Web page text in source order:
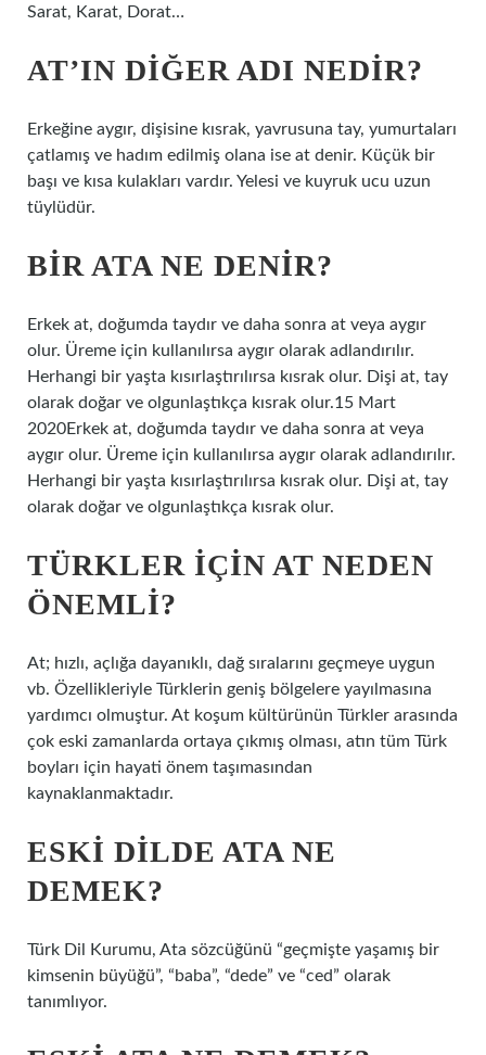
Sarat, Karat, Dorat…
AT’IN DIĞER ADI NEDIR?
Erkeğine aygır, dişisine kısrak, yavrusuna tay, yumurtaları
çatlamış ve hadım edilmiş olana ise at denir. Küçük bir
başı ve kısa kulakları vardır. Yelesi ve kuyruk ucu uzun
tüylüdür.
BIR ATA NE DENIR?
Erkek at, doğumda taydır ve daha sonra at veya aygır
olur. Üreme için kullanılırsa aygır olarak adlandırılır.
Herhangi bir yaşta kısırlaştırılırsa kısrak olur. Dişi at, tay
olarak doğar ve olgunlaştıkça kısrak olur.15 Mart
2020Erkek at, doğumda taydır ve daha sonra at veya
aygır olur. Üreme için kullanılırsa aygır olarak adlandırılır.
Herhangi bir yaşta kısırlaştırılırsa kısrak olur. Dişi at, tay
olarak doğar ve olgunlaştıkça kısrak olur.
TÜRKLER IÇIN AT NEDEN
ÖNEMLI?
At; hızlı, açlığa dayanıklı, dağ sıralarını geçmeye uygun
vb. Özellikleriyle Türklerin geniş bölgelere yayılmasına
yardımcı olmuştur. At koşum kültürünün Türkler arasında
çok eski zamanlarda ortaya çıkmış olması, atın tüm Türk
boyları için hayati önem taşımasından
kaynaklanmaktadır.
ESKI DILDE ATA NE
DEMEK?
Türk Dil Kurumu, Ata sözcüğünü “geçmişte yaşamış bir
kimsenin büyüğü”, “baba”, “dede” ve “ced” olarak
tanımlıyor.